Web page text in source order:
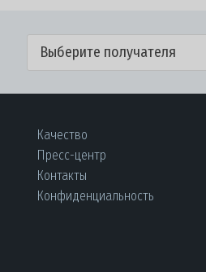
Выберите получателя
Качество
Пресс-центр
Контакты
Конфиденциальность